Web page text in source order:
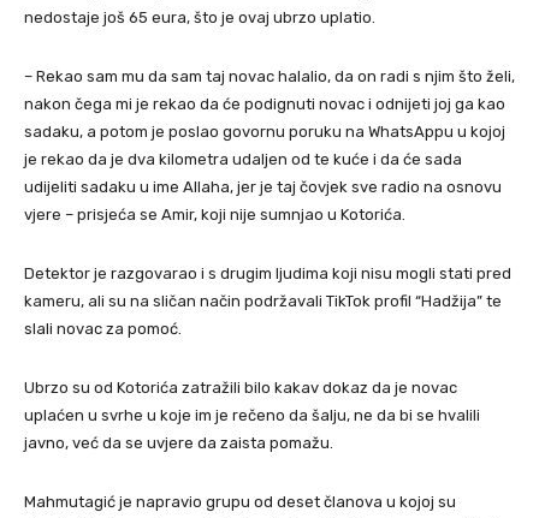
nedostaje još 65 eura, što je ovaj ubrzo uplatio.
– Rekao sam mu da sam taj novac halalio, da on radi s njim što želi,
nakon čega mi je rekao da će podignuti novac i odnijeti joj ga kao
sadaku, a potom je poslao govornu poruku na WhatsAppu u kojoj
je rekao da je dva kilometra udaljen od te kuće i da će sada
udijeliti sadaku u ime Allaha, jer je taj čovjek sve radio na osnovu
vjere – prisjeća se Amir, koji nije sumnjao u Kotorića.
Detektor je razgovarao i s drugim ljudima koji nisu mogli stati pred
kameru, ali su na sličan način podržavali TikTok profil “Hadžija” te
slali novac za pomoć.
Ubrzo su od Kotorića zatražili bilo kakav dokaz da je novac
uplaćen u svrhe u koje im je rečeno da šalju, ne da bi se hvalili
javno, već da se uvjere da zaista pomažu.
Mahmutagić je napravio grupu od deset članova u kojoj su